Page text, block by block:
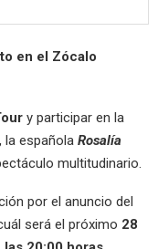
en el Zócalo
y participar en la
la española Rosalía
multitudinario.
por el anuncio del
será el próximo 28